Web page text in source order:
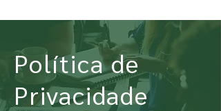
Política de
Privacidade